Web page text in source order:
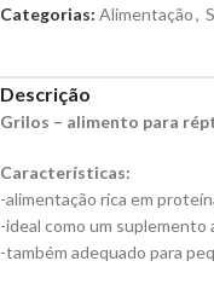
Categorias: Alimentação,
Descrição
Grilos – alimento para
Características:
-alimentação rica em
-ideal como um suplemento
-também adequado para